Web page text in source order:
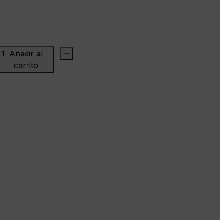
+
Añadir al
carrito